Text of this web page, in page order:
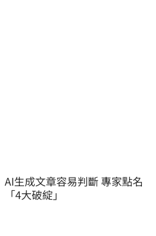
AI生成文章容易判斷 專家點名
「4大破綻」